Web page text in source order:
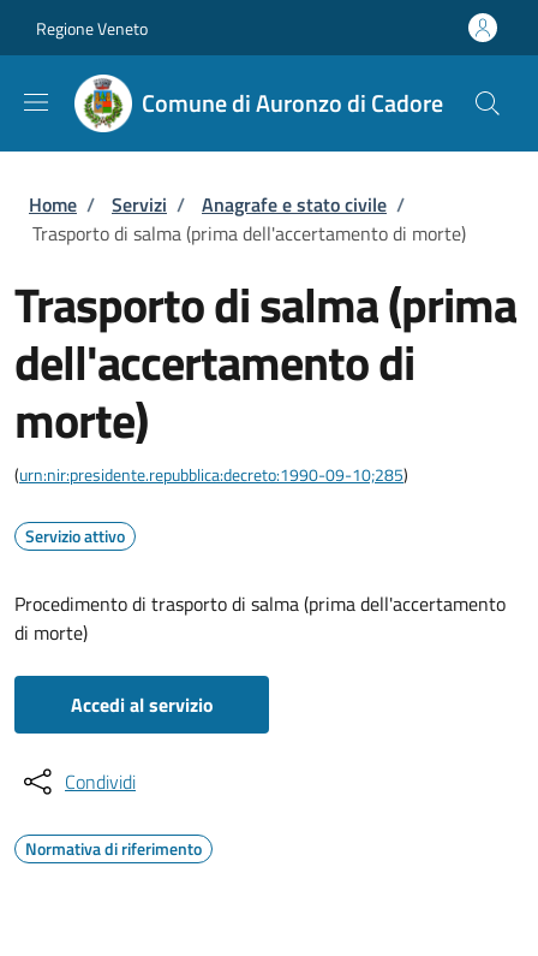
Regione Veneto
Comune di Auronzo di Cadore
Briciole di pane
Home / Servizi / Anagrafe e stato civile /
Trasporto di salma (prima dell'accertamento di morte)
Trasporto di salma (prima
dell'accertamento di
morte)
(urn:nir:presidente.repubblica:decreto:1990-09-10;285)
Servizio attivo
Procedimento di trasporto di salma (prima dell'accertamento
di morte)
Accedi al servizio
Condividi
Normativa di riferimento